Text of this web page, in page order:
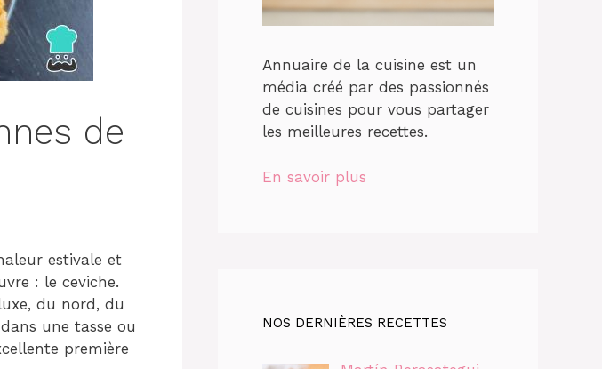
de
estivale et
: le ceviche.
du nord, du
une tasse ou
première
Annuaire de la cuisine est un
média créé par des passionnés
de cuisines pour vous partager
les meilleures recettes.
En savoir plus
NOS DERNIÈRES RECETTES